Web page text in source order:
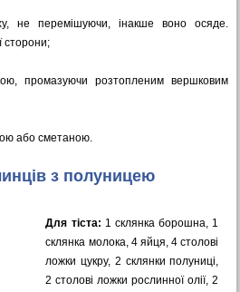
не перемішуючи, інакше воно осяде.
сторони;
промазуючи розтопленим вершковим
або сметаною.
з полуницею
Для тіста: 1 склянка борошна, 1
склянка молока, 4 яйця, 4 столові
ложки цукру, 2 склянки полуниці,
2 столові ложки рослинної олії, 2